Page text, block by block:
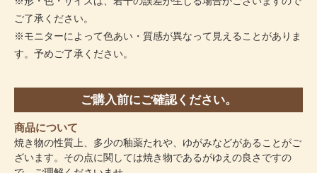
ご了承ください。
※モニターによって色あい・質感が異なって見えることがありま
す。予めご了承ください。
ご購入前にご確認ください。
商品について
焼き物の性質上、多少の釉薬たれや、ゆがみなどがあることがご
ざいます。その点に関しては焼き物であるがゆえの良さですの